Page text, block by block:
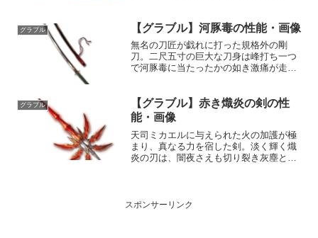
明種族：エルーン趣味：不明好き：不明
苦手：不明声優：岡本信彦...
グラブル 【グラブル】河豚毒の性能・画像
無名の刀匠が戯れに打った規格外の剛
刀。二尺五寸の巨大な刀身は峰打ち一つ
で河豚毒に当たったかの如き激痛が走る
説される。性能属性武器種解放段階風刀
HP攻撃力MAXLv1482...
グラブル
【グラブル】赤き熾炎の剣の性
能・画像
天司ミカエルに与えられた火の加護が極
まり、真なる力を宿した剣。淡く輝く熾
炎の刃は、闇夜さえも切り裂き灰塵と化
階火剣HP攻撃力MAXL...
スポンサーリンク